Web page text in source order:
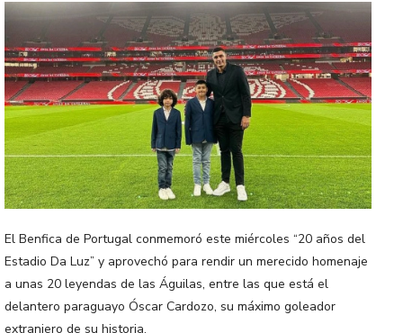
El Benfica de Portugal conmemoró este miércoles “20 años del
Estadio Da Luz” y aprovechó para rendir un merecido homenaje
a unas 20 leyendas de las Águilas, entre las que está el
delantero paraguayo Óscar Cardozo, su máximo goleador
extranjero de su historia.